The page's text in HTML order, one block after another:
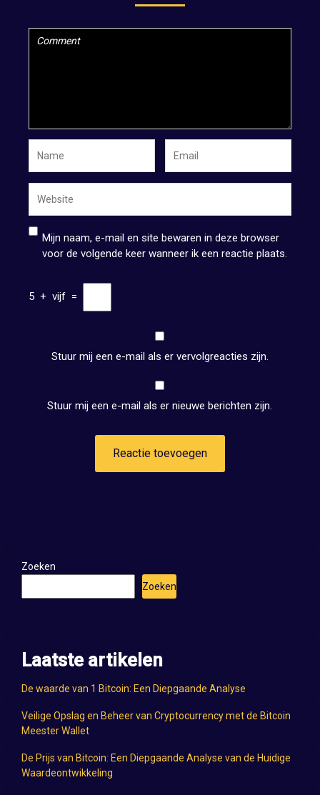
Mijn naam, e-mail en site bewaren in deze browser
voor de volgende keer wanneer ik een reactie plaats.
5 + vijf =
Stuur mij een e-mail als er vervolgreacties zijn.
Stuur mij een e-mail als er nieuwe berichten zijn.
Zoeken
Zoeken
Laatste artikelen
De waarde van 1 Bitcoin: Een Diepgaande Analyse
Veilige Opslag en Beheer van Cryptocurrency met de Bitcoin
Meester Wallet
De Prijs van Bitcoin: Een Diepgaande Analyse van de Huidige
Waardeontwikkeling